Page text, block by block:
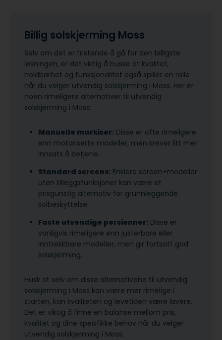
Billig solskjerming Moss
Selv om det er fristende å gå for den billigste
løsningen, er det viktig å huske at kvalitet,
holdbarhet og funksjonalitet også spiller en rolle
når du velger utvendig solskjerming i Moss. Her er
noen rimeligere alternativer til utvendig
solskjerming i Moss:
Manuelle markiser: Disse er ofte rimeligere
enn motoriserte modeller, men krever litt mer
innsats å betjene.
Standard screens: Enklere screen-modeller
uten tilleggsfunksjoner kan være et
prisgunstig alternativ for grunnleggende
solbeskyttelse.
Faste utvendige persienner: Disse er
vanligvis rimeligere enn justerbare eller
inntrekkbare modeller, men gir fortsatt god
solskjerming.
Husk at selv om disse alternativene til utvendig
solskjerming i Moss kan være mer rimelige i
starten, kan kvaliteten og levetiden være lavere.
Det er viktig å finne en balanse mellom pris,
kvalitet og dine spesifikke behov når du velger
utvendig solskjerming i Moss.